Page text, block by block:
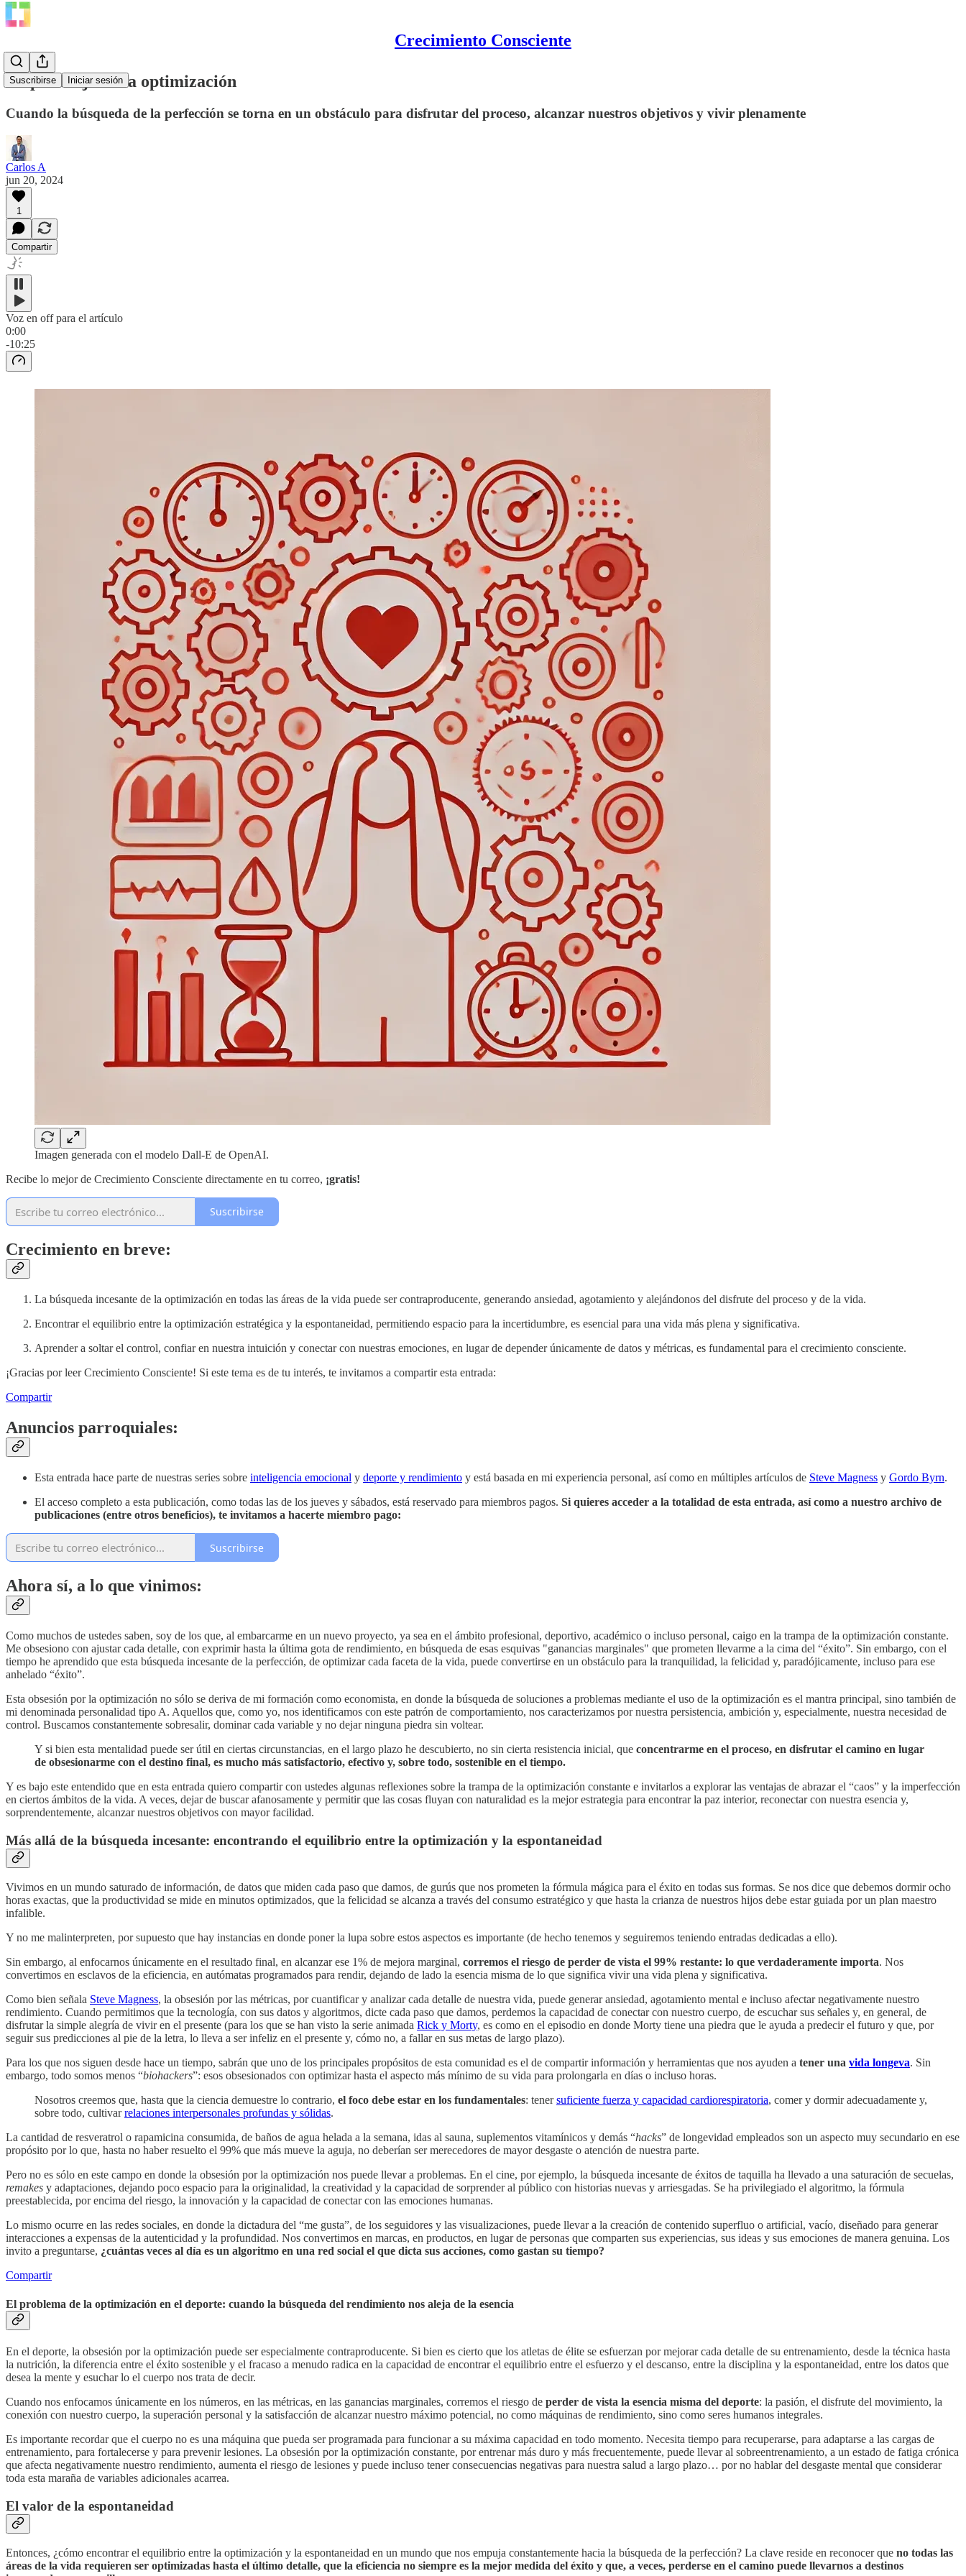
Crecimiento Consciente
Suscribirse Iniciar sesión
La paradoja de la optimización
Cuando la búsqueda de la perfección se torna en un obstáculo para disfrutar del proceso, alcanzar nuestros objetivos y vivir plenamente
Carlos A
jun 20, 2024
1
Compartir
Voz en off para el artículo
0:00
-10:25
Imagen generada con el modelo Dall-E de OpenAI.
Recibe lo mejor de Crecimiento Consciente directamente en tu correo, ¡gratis!
Suscribirse
Crecimiento en breve:
La búsqueda incesante de la optimización en todas las áreas de la vida puede ser contraproducente, generando ansiedad, agotamiento y alejándonos del disfrute del proceso y de la vida.
Encontrar el equilibrio entre la optimización estratégica y la espontaneidad, permitiendo espacio para la incertidumbre, es esencial para una vida más plena y significativa.
Aprender a soltar el control, confiar en nuestra intuición y conectar con nuestras emociones, en lugar de depender únicamente de datos y métricas, es fundamental para el crecimiento consciente.
¡Gracias por leer Crecimiento Consciente! Si este tema es de tu interés, te invitamos a compartir esta entrada:
Compartir
Anuncios parroquiales:
Esta entrada hace parte de nuestras series sobre inteligencia emocional y deporte y rendimiento y está basada en mi experiencia personal, así como en múltiples artículos de Steve Magness y Gordo Byrn.
El acceso completo a esta publicación, como todas las de los jueves y sábados, está reservado para miembros pagos. Si quieres acceder a la totalidad de esta entrada, así como a nuestro archivo de
publicaciones (entre otros beneficios), te invitamos a hacerte miembro pago:
Suscribirse
Ahora sí, a lo que vinimos:
Como muchos de ustedes saben, soy de los que, al embarcarme en un nuevo proyecto, ya sea en el ámbito profesional, deportivo, académico o incluso personal, caigo en la trampa de la optimización constante.
Me obsesiono con ajustar cada detalle, con exprimir hasta la última gota de rendimiento, en búsqueda de esas esquivas "ganancias marginales" que prometen llevarme a la cima del “éxito”. Sin embargo, con el
tiempo he aprendido que esta búsqueda incesante de la perfección, de optimizar cada faceta de la vida, puede convertirse en un obstáculo para la tranquilidad, la felicidad y, paradójicamente, incluso para ese
anhelado “éxito”.
Esta obsesión por la optimización no sólo se deriva de mi formación como economista, en donde la búsqueda de soluciones a problemas mediante el uso de la optimización es el mantra principal, sino también de
mi denominada personalidad tipo A. Aquellos que, como yo, nos identificamos con este patrón de comportamiento, nos caracterizamos por nuestra persistencia, ambición y, especialmente, nuestra necesidad de
control. Buscamos constantemente sobresalir, dominar cada variable y no dejar ninguna piedra sin voltear.
Y si bien esta mentalidad puede ser útil en ciertas circunstancias, en el largo plazo he descubierto, no sin cierta resistencia inicial, que concentrarme en el proceso, en disfrutar el camino en lugar
de obsesionarme con el destino final, es mucho más satisfactorio, efectivo y, sobre todo, sostenible en el tiempo.
Y es bajo este entendido que en esta entrada quiero compartir con ustedes algunas reflexiones sobre la trampa de la optimización constante e invitarlos a explorar las ventajas de abrazar el “caos” y la imperfección
en ciertos ámbitos de la vida. A veces, dejar de buscar afanosamente y permitir que las cosas fluyan con naturalidad es la mejor estrategia para encontrar la paz interior, reconectar con nuestra esencia y,
sorprendentemente, alcanzar nuestros objetivos con mayor facilidad.
Más allá de la búsqueda incesante: encontrando el equilibrio entre la optimización y la espontaneidad
Vivimos en un mundo saturado de información, de datos que miden cada paso que damos, de gurús que nos prometen la fórmula mágica para el éxito en todas sus formas. Se nos dice que debemos dormir ocho
horas exactas, que la productividad se mide en minutos optimizados, que la felicidad se alcanza a través del consumo estratégico y que hasta la crianza de nuestros hijos debe estar guiada por un plan maestro
infalible.
Y no me malinterpreten, por supuesto que hay instancias en donde poner la lupa sobre estos aspectos es importante (de hecho tenemos y seguiremos teniendo entradas dedicadas a ello).
Sin embargo, al enfocarnos únicamente en el resultado final, en alcanzar ese 1% de mejora marginal, corremos el riesgo de perder de vista el 99% restante: lo que verdaderamente importa. Nos
convertimos en esclavos de la eficiencia, en autómatas programados para rendir, dejando de lado la esencia misma de lo que significa vivir una vida plena y significativa.
Como bien señala Steve Magness, la obsesión por las métricas, por cuantificar y analizar cada detalle de nuestra vida, puede generar ansiedad, agotamiento mental e incluso afectar negativamente nuestro
rendimiento. Cuando permitimos que la tecnología, con sus datos y algoritmos, dicte cada paso que damos, perdemos la capacidad de conectar con nuestro cuerpo, de escuchar sus señales y, en general, de
disfrutar la simple alegría de vivir en el presente (para los que se han visto la serie animada Rick y Morty, es como en el episodio en donde Morty tiene una piedra que le ayuda a predecir el futuro y que, por
seguir sus predicciones al pie de la letra, lo lleva a ser infeliz en el presente y, cómo no, a fallar en sus metas de largo plazo).
Para los que nos siguen desde hace un tiempo, sabrán que uno de los principales propósitos de esta comunidad es el de compartir información y herramientas que nos ayuden a tener una vida longeva. Sin
embargo, todo somos menos “biohackers”: esos obsesionados con optimizar hasta el aspecto más mínimo de su vida para prolongarla en días o incluso horas.
Nosotros creemos que, hasta que la ciencia demuestre lo contrario, el foco debe estar en los fundamentales: tenersuficiente fuerza y capacidad cardiorespiratoria, comer y dormir adecuadamente y,
sobre todo, cultivarrelaciones interpersonales profundas y sólidas.
La cantidad de resveratrol o rapamicina consumida, de baños de agua helada a la semana, idas al sauna, suplementos vitamínicos y demás “hacks” de longevidad empleados son un aspecto muy secundario en ese
propósito por lo que, hasta no haber resuelto el 99% que más mueve la aguja, no deberían ser merecedores de mayor desgaste o atención de nuestra parte.
Pero no es sólo en este campo en donde la obsesión por la optimización nos puede llevar a problemas. En el cine, por ejemplo, la búsqueda incesante de éxitos de taquilla ha llevado a una saturación de secuelas,
remakes y adaptaciones, dejando poco espacio para la originalidad, la creatividad y la capacidad de sorprender al público con historias nuevas y arriesgadas. Se ha privilegiado el algoritmo, la fórmula
preestablecida, por encima del riesgo, la innovación y la capacidad de conectar con las emociones humanas.
Lo mismo ocurre en las redes sociales, en donde la dictadura del “me gusta”, de los seguidores y las visualizaciones, puede llevar a la creación de contenido superfluo o artificial, vacío, diseñado para generar
interacciones a expensas de la autenticidad y la profundidad. Nos convertimos en marcas, en productos, en lugar de personas que comparten sus experiencias, sus ideas y sus emociones de manera genuina. Los
invito a preguntarse, ¿cuántas veces al día es un algoritmo en una red social el que dicta sus acciones, como gastan su tiempo?
Compartir
El problema de la optimización en el deporte: cuando la búsqueda del rendimiento nos aleja de la esencia
En el deporte, la obsesión por la optimización puede ser especialmente contraproducente. Si bien es cierto que los atletas de élite se esfuerzan por mejorar cada detalle de su entrenamiento, desde la técnica hasta
la nutrición, la diferencia entre el éxito sostenible y el fracaso a menudo radica en la capacidad de encontrar el equilibrio entre el esfuerzo y el descanso, entre la disciplina y la espontaneidad, entre los datos que
desea la mente y esuchar lo el cuerpo nos trata de decir.
Cuando nos enfocamos únicamente en los números, en las métricas, en las ganancias marginales, corremos el riesgo de perder de vista la esencia misma del deporte: la pasión, el disfrute del movimiento, la
conexión con nuestro cuerpo, la superación personal y la satisfacción de alcanzar nuestro máximo potencial, no como máquinas de rendimiento, sino como seres humanos integrales.
Es importante recordar que el cuerpo no es una máquina que pueda ser programada para funcionar a su máxima capacidad en todo momento. Necesita tiempo para recuperarse, para adaptarse a las cargas de
entrenamiento, para fortalecerse y para prevenir lesiones. La obsesión por la optimización constante, por entrenar más duro y más frecuentemente, puede llevar al sobreentrenamiento, a un estado de fatiga crónica
que afecta negativamente nuestro rendimiento, aumenta el riesgo de lesiones y puede incluso tener consecuencias negativas para nuestra salud a largo plazo… por no hablar del desgaste mental que considerar
toda esta maraña de variables adicionales acarrea.
El valor de la espontaneidad
Entonces, ¿cómo encontrar el equilibrio entre la optimización y la espontaneidad en un mundo que nos empuja constantemente hacia la búsqueda de la perfección? La clave reside en reconocer que no todas las
áreas de la vida requieren ser optimizadas hasta el último detalle, que la eficiencia no siempre es la mejor medida del éxito y que, a veces, perderse en el camino puede llevarnos a destinos